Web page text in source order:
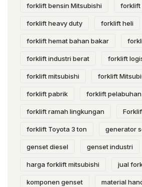
forklift bensin Mitsubishi forklift
forklift heavy duty forklift heli
forklift hemat bahan bakar
forklift industri berat forklift
forklift mitsubishi forklift
forklift pabrik forklift pelabuhan
forklift ramah lingkungan
forklift Toyota 3 ton generator
genset diesel genset industri
harga forklift mitsubishi jual
komponen genset material